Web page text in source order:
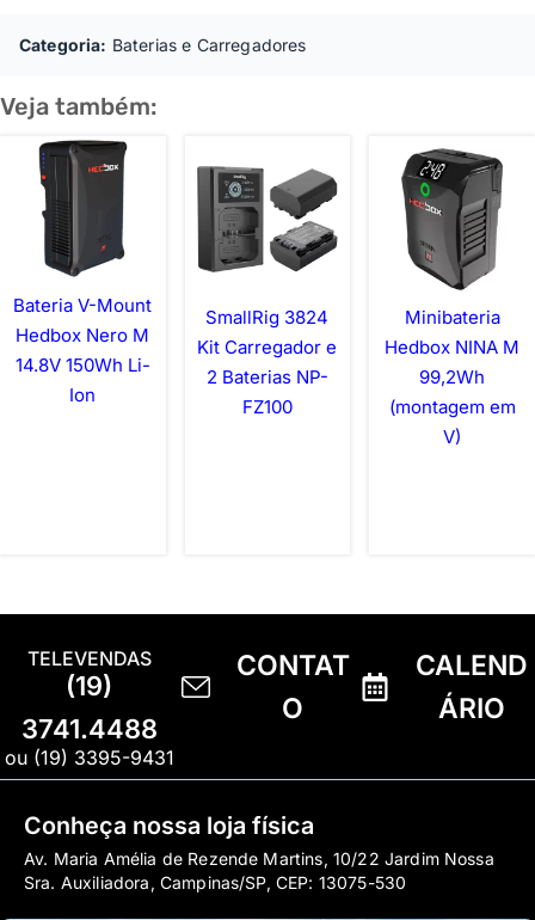
Categoria: Baterias e Carregadores
Veja também:
Bateria V-Mount
Hedbox Nero M
14.8V 150Wh Li-
Ion
SmallRig 3824
Kit Carregador e
2 Baterias NP-
FZ100
Minibateria
Hedbox NINA M
99,2Wh
(montagem em
V)
TELEVENDAS
(19)
3741.4488
ou (19) 3395-9431
CONTAT
O
CALEND
ÁRIO
Conheça nossa loja física
Av. Maria Amélia de Rezende Martins, 10/22 Jardim Nossa
Sra. Auxiliadora, Campinas/SP, CEP: 13075-530